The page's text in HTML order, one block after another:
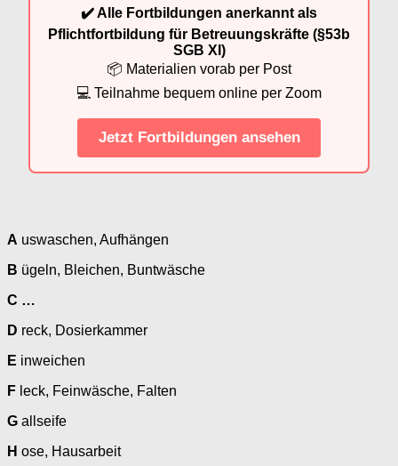
✔️ Alle Fortbildungen anerkannt als
Pflichtfortbildung für Betreuungskräfte (§53b
SGB XI)
📦 Materialien vorab per Post
💻 Teilnahme bequem online per Zoom
Jetzt Fortbildungen ansehen
A uswaschen, Aufhängen
B ügeln, Bleichen, Buntwäsche
C …
D reck, Dosierkammer
E inweichen
F leck, Feinwäsche, Falten
G allseife
H ose, Hausarbeit